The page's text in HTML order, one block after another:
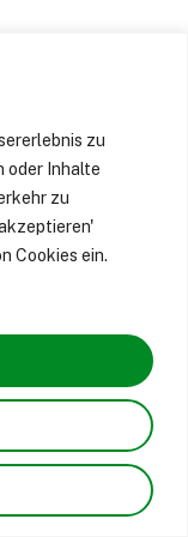
zu
oder Inhalte
zu
Cookies ein.